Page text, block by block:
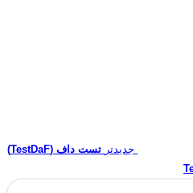
جدیدتر
تست داف (TestDaF)